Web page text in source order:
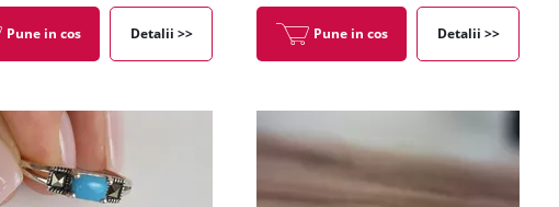
Pune in cos Detalii >> Pune in cos Detalii >>